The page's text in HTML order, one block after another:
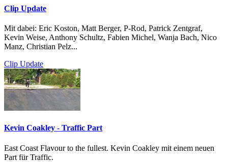
Clip Update
Mit dabei: Eric Koston, Matt Berger, P-Rod, Patrick Zentgraf,
Kevin Weise, Anthony Schultz, Fabien Michel, Wanja Bach, Nico
Manz, Christian Pelz...
Clip Update
Kevin Coakley - Traffic Part
East Coast Flavour to the fullest. Kevin Coakley mit einem neuen
Part für Traffic.